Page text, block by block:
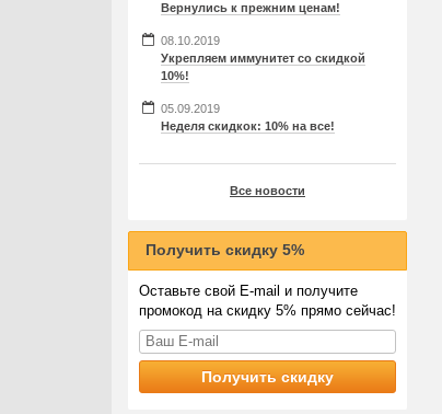
Вернулись к прежним ценам!
08.10.2019
Укрепляем иммунитет со скидкой
10%!
05.09.2019
Неделя скидкок: 10% на все!
Все новости
Получить скидку 5%
Оставьте свой E-mail и получите
промокод на скидку 5% прямо сейчас!